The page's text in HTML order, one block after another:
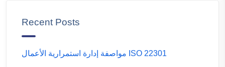
Recent Posts
مواصفة إدارة استمرارية الأعمال ISO 22301